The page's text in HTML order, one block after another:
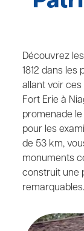
Découvrez
1812 dans les
allant voir ces
Fort Erie à
promenade
pour les
de 53 km,
monuments
construit une
remarquables.